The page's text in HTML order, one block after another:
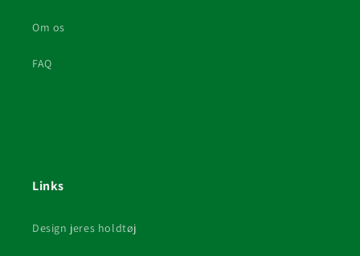
Om os
FAQ
Links
Design jeres holdtøj